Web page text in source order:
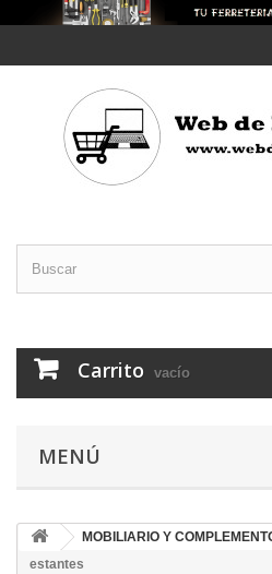
Carrito vacío
MENÚ
MOBILIARIO Y
estantes